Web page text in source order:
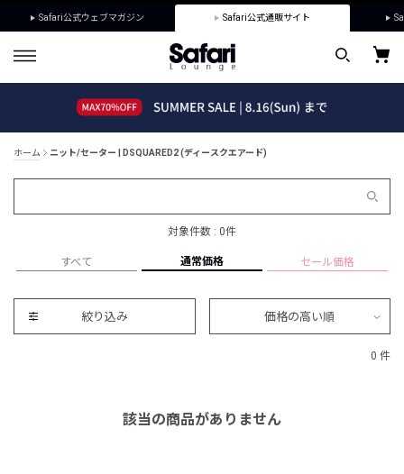
Safari公式ウェブマガジン Safari公式通販サイト
ホーム ニット/セーター | DSQUARED2 (ディースクエアード)
対象件数 : 0件
すべて 通常価格 セール価格
絞り込み 価格の高い順
0 件
該当の商品がありません